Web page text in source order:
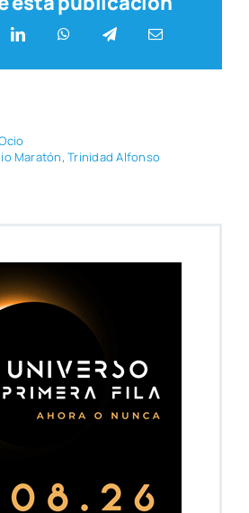
Mara­tón,Tri­ni­dad Alfon­so